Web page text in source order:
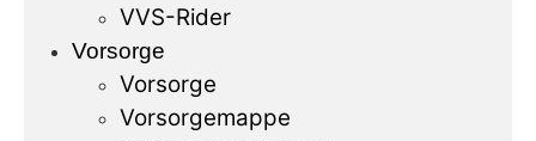
VVS-Rider
Vorsorge
Vorsorge
Vorsorgemappe